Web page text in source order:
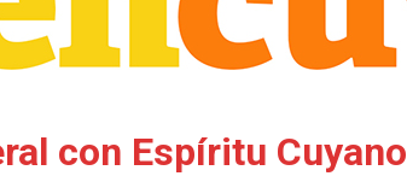
con Espíritu Cuyano